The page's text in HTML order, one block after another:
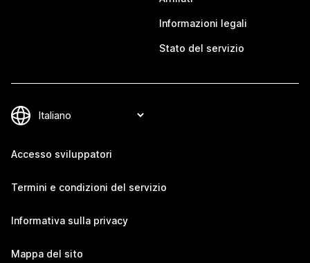
Informazioni legali
Stato del servizio
Accesso sviluppatori
Termini e condizioni del servizio
Informativa sulla privacy
Mappa del sito